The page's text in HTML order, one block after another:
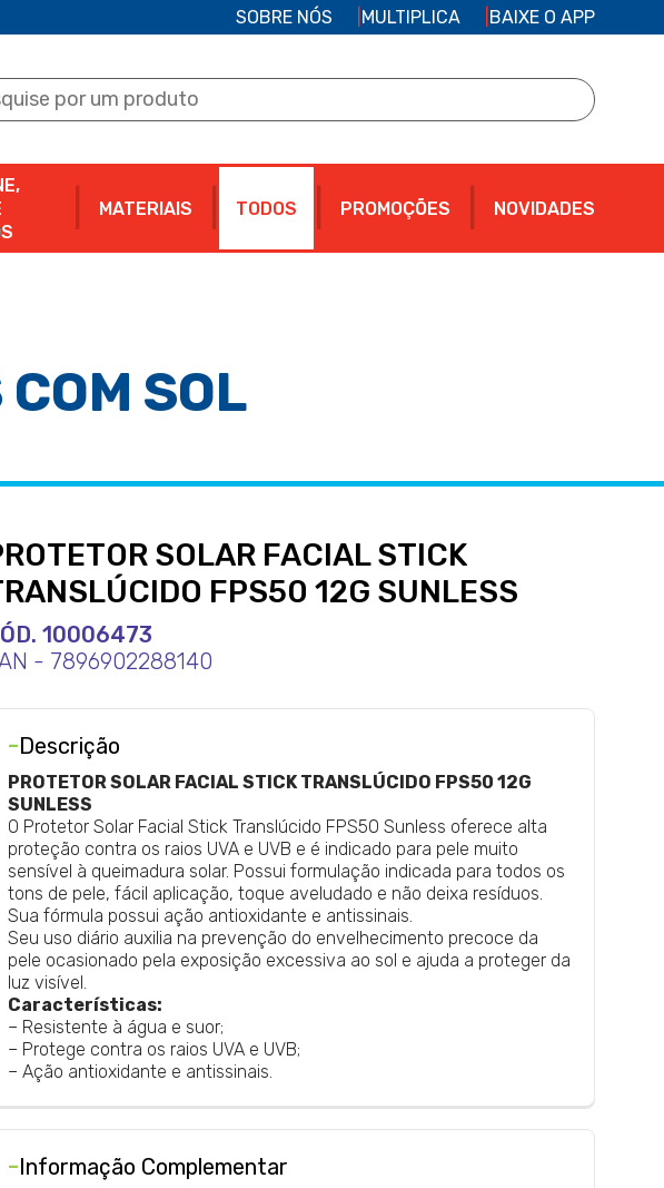
SOBRE NÓS MULTIPLICA BAIXE O APP
MATERIAIS TODOS PROMOÇÕES NOVIDADES
SOL
SOLAR FACIAL STICK
FPS50 12G SUNLESS
10006473
- 7896902288140
-Descrição
PROTETOR SOLAR FACIAL STICK TRANSLÚCIDO FPS50 12G
SUNLESS
O Protetor Solar Facial Stick Translúcido FPS50 Sunless oferece alta
proteção contra os raios UVA e UVB e é indicado para pele muito
sensível à queimadura solar. Possui formulação indicada para todos os
tons de pele, fácil aplicação, toque aveludado e não deixa resíduos.
Sua fórmula possui ação antioxidante e antissinais.
Seu uso diário auxilia na prevenção do envelhecimento precoce da
pele ocasionado pela exposição excessiva ao sol e ajuda a proteger da
luz visível.
Características:
– Resistente à água e suor;
– Protege contra os raios UVA e UVB;
– Ação antioxidante e antissinais.
-Informação Complementar